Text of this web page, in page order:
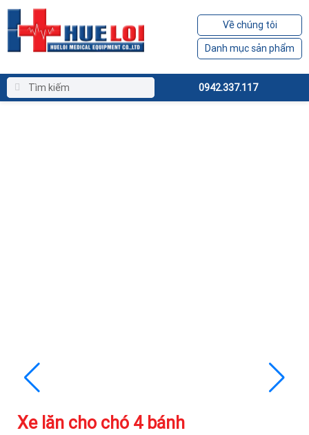
Về chúng tôi
Danh mục sản phẩm
0942.337.117
Xe lăn cho chó 4 bánh